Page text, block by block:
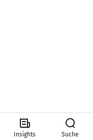
Insights Suche